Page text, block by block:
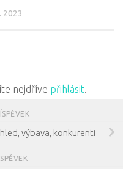
2023
nejdříve přihlásit.
výbava, konkurenti